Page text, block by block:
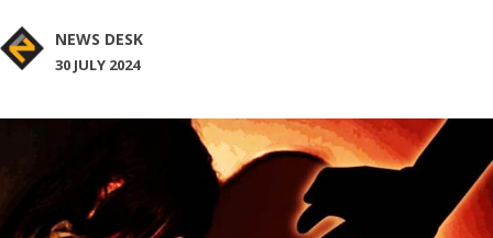
NEWS DESK
30 JULY 2024